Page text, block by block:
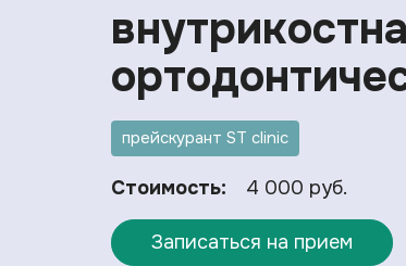
прейскурант ST clinic
Стоимость: 4 000 руб.
Записаться на прием